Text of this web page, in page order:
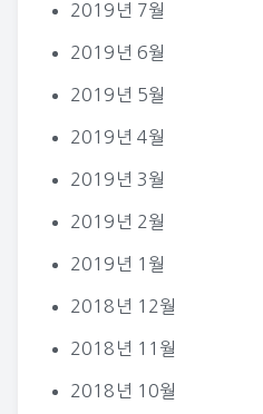
2019년 7월
2019년 6월
2019년 5월
2019년 4월
2019년 3월
2019년 2월
2019년 1월
2018년 12월
2018년 11월
2018년 10월